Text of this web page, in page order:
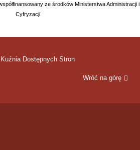
ze środków Ministerstwa Administracji i
Cyfryzacji
Kuźnia Dostępnych Stron
Wróć na górę